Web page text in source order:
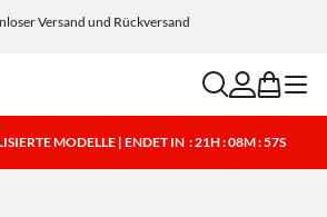
Versand und Rückversand
für einfache und flexible Zahlungsoptionen
searchaccount
bag menu
MODELLE | ENDET IN : 21H : 08M : 56S